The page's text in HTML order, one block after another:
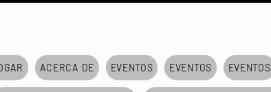
ACERCA DE EVENTOS EVENTOS EVENTOS